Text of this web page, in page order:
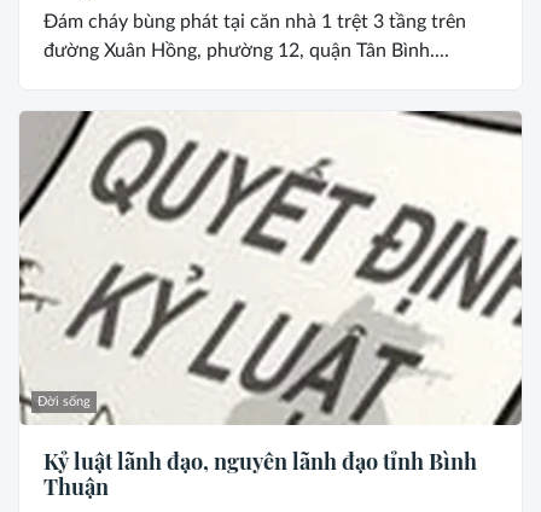
Đám cháy bùng phát tại căn nhà 1 trệt 3 tầng trên
đường Xuân Hồng, phường 12, quận Tân Bình....
Đời sống
Kỷ luật lãnh đạo, nguyên lãnh đạo tỉnh Bình
Thuận